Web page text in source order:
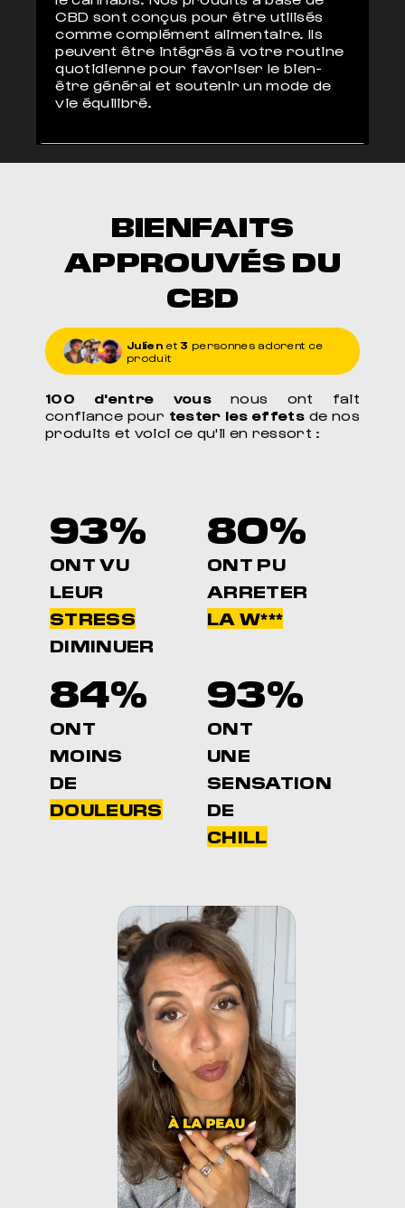
CBD sont conçus pour être utilisés
comme complément alimentaire. Ils
peuvent être intégrés à votre routine
quotidienne pour favoriser le bien-
être général et soutenir un mode de
vie équilibré.
BIENFAITS
APPROUVÉS DU
CBD
Julien et 3 personnes adorent ce
produit
100 d'entre vousnous ont fait
confiance pour tester les effets de nos
produits et voici ce qu'il en ressort :
93%
ONT VU
LEUR
STRESS
DIMINUER
80%
ONT PU
ARRETER
LA W***
84%
ONT
MOINS
DE
DOULEURS
93%
ONT
UNE
SENSATION
DE
CHILL